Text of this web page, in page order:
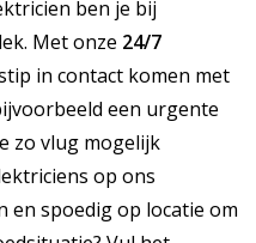
ben je bij
Met onze 24/7
in contact komen met
een urgente
zo vlug mogelijk
op ons
spoedig op locatie om